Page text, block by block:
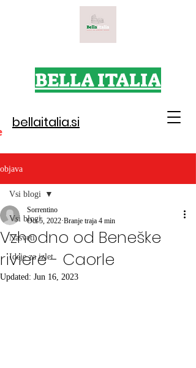
bellaitalia.si
BELLA ITALIA
objava
Vsi blogi
Nasveti
Ideje za izlet
Vsi blogi
Vzhodno od Beneške
riviere - Caorle
Sorrentino
Oct 5, 2022 Branje traja 4 min
Updated: Jun 16, 2023